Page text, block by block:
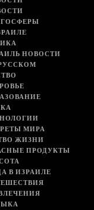
НОВОСТИ
МИРА
ЖИЗНИ
ПРОДУКТЫ
В ИЗРАИЛЕ